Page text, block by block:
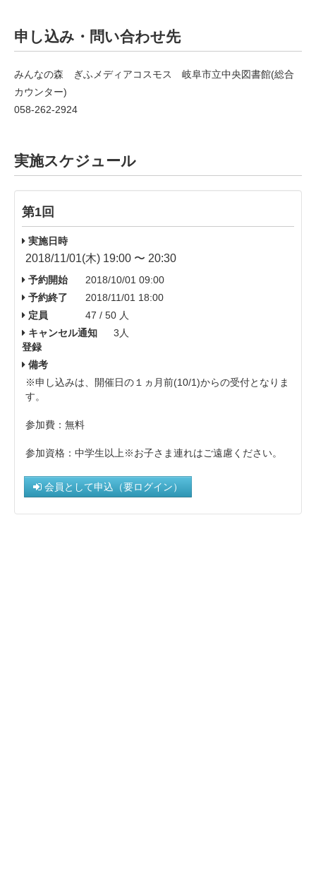
申し込み・問い合わせ先
みんなの森 ぎふメディアコスモス 岐阜市立中央図書館(総合
カウンター)
058-262-2924
実施スケジュール
第1回
実施日時
2018/11/01(木) 19:00 〜 20:30
予約開始
2018/10/01 09:00
予約終了
2018/11/01 18:00
定員
47 / 50 人
キャンセル通知
登録
3人
備考
※申し込みは、開催日の１ヵ月前(10/1)からの受付となりま
す。
参加費：無料
参加資格：中学生以上※お子さま連れはご遠慮ください。
会員として申込（要ログイン）